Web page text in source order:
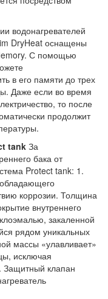
водонагревателей
DryHeat оснащены
С помощью
в его памяти до трех
Даже если во время
то после
продолжит
tank За
бака от
Protect tank: 1.
коррозии. Толщина
внутреннего
закаленной
рядом уникальных
массы «улавливает»
исключая
Защитный клапан